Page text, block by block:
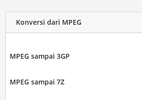
Konversi dari MPEG
MPEG sampai 3GP
MPEG sampai 7Z